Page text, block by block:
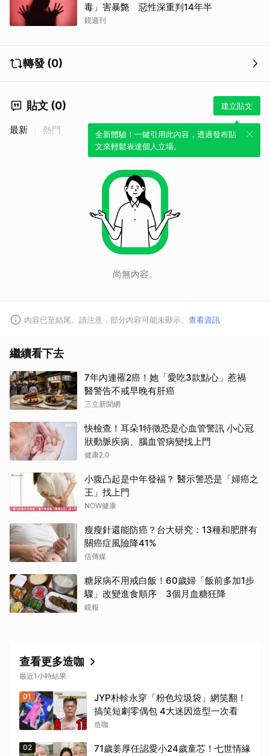
毒」害暴斃 惡性深重判14年半
鏡週刊
轉發 (0)
貼文 (0) 建立貼文
全新體驗！一鍵引用此內容，透過發布貼
文來輕鬆表達個人立場。
最新 熱門
尚無內容。
內容已至結尾。請注意，部分內容可能未顯示。 查看資訊
繼續看下去
7年內連罹2癌！她「愛吃3款點心」惹禍
醫警告不戒早晚有肝癌
三立新聞網
快檢查！耳朵1特徵恐是心血管警訊 小心冠
狀動脈疾病、腦血管病變找上門
健康2.0
小腹凸起是中年發福？ 醫示警恐是「婦癌之
王」找上門
NOW健康
瘦瘦針還能防癌？台大研究：13種和肥胖有
關癌症風險降41%
信傳媒
糖尿病不用戒白飯！60歲婦「飯前多加1步
驟」改變進食順序 3個月血糖狂降
鏡報
查看更多造咖
最近1小時結果
01
JYP朴軫永穿「粉色垃圾袋」網笑翻！
搞笑短劇零偶包 4大迷因造型一次看
造咖
02
71歲姜厚任認愛小24歲童芯！七世情緣